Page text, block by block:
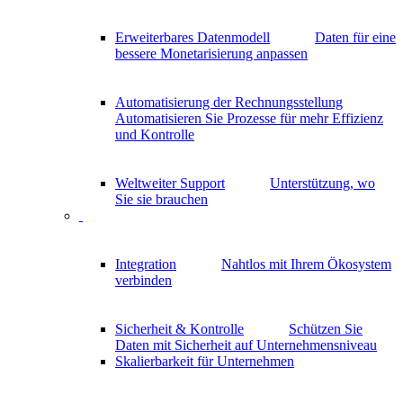
Erweiterbares Datenmodell
Daten für eine
bessere Monetarisierung anpassen
Automatisierung der Rechnungsstellung
Automatisieren Sie Prozesse für mehr Effizienz
und Kontrolle
Weltweiter Support
Unterstützung, wo
Sie sie brauchen
Integration
Nahtlos mit Ihrem Ökosystem
verbinden
Sicherheit & Kontrolle
Schützen Sie
Daten mit Sicherheit auf Unternehmensniveau
Skalierbarkeit für Unternehmen